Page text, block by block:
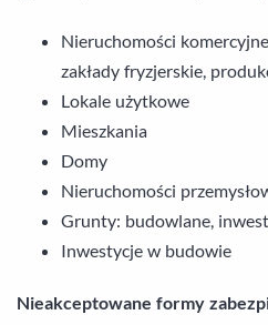
Nieruchomości
zakłady fryzjerskie,
Lokale użytkowe
Mieszkania
Domy
Nieruchomości
Grunty: budowlane,
Inwestycje w budowie
Nieakceptowane formy